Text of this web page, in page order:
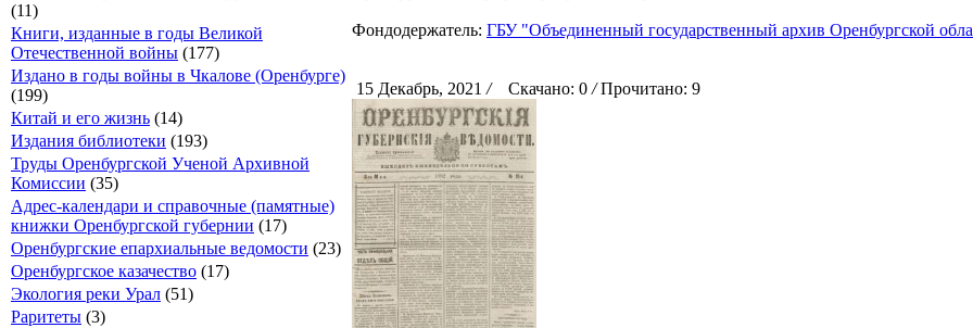
(11)
Книги, изданные в годы Великой
Отечественной войны (177)
Издано в годы войны в Чкалове (Оренбурге)
(199)
Китай и его жизнь (14)
Издания библиотеки (193)
Труды Оренбургской Ученой Архивной
Комиссии (35)
Адрес-календари и справочные (памятные)
книжки Оренбургской губернии (17)
Оренбургские епархиальные ведомости (23)
Оренбургское казачество (17)
Экология реки Урал (51)
Раритеты (3)
Фондодержатель: ГБУ "Объединенный государственный архив Оренбургской
15 Декабрь, 2021 /Скачано: 0 /Прочитано: 9